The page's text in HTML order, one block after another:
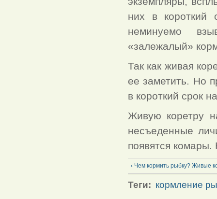
них в короткий
неминуемо
«залежалый»
Так как живая
ее заметить. Но
в короткий срок
Живую коретру
несъеденные
появятся
‹ Чем кормить рыбку? Живые
Теги: кормление